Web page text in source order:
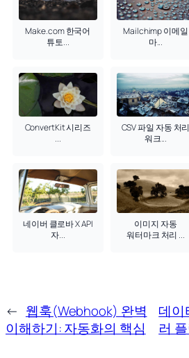
Make.com 한국어
튜토...
Mailchimp 이메일
마...
ConvertKit 시리즈
...
CSV 파일 자동 처리
워크...
네이버 클로바 X API
자...
이미지 자동
워터마크 처리 ...
← 웹훅(Webhook) 완벽
이해하기: 자동화의 핵심
데이
러